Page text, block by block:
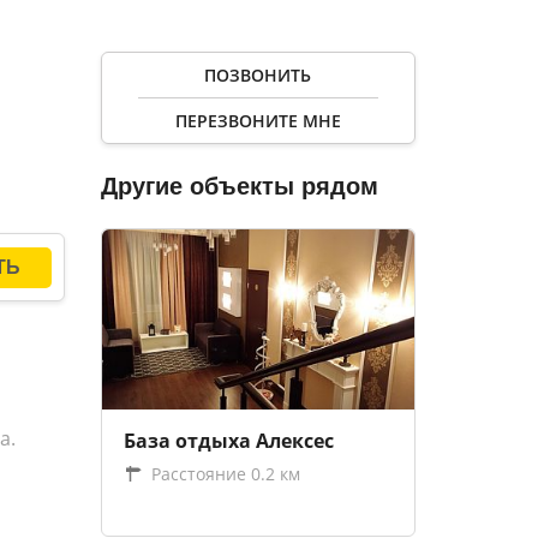
ПОЗВОНИТЬ
ПЕРЕЗВОНИТЕ МНЕ
Другие объекты рядом
База отдыха Алексес
Расстояние 0.2 км